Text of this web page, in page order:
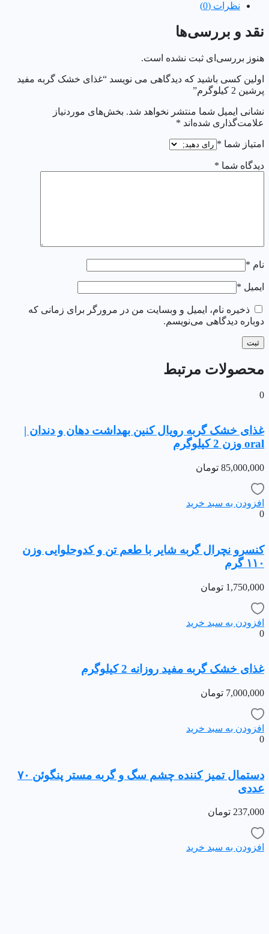
نظرات (0)
نقد و بررسی‌ها
هنوز بررسی‌ای ثبت نشده است.
اولین کسی باشید که دیدگاهی می نویسد “غذای خشک گربه مفید
پرشین 2 کیلوگرم”
نشانی ایمیل شما منتشر نخواهد شد. بخش‌های موردنیاز
علامت‌گذاری شده‌اند *
امتیاز شما *
دیدگاه شما *
نام *
ایمیل *
ذخیره نام، ایمیل و وبسایت من در مرورگر برای زمانی که
دوباره دیدگاهی می‌نویسم.
محصولات مرتبط
0
غذای خشک گربه رویال کنین بهداشت دهان و دندان |
oral وزن 2 کیلوگرم
85,000,000 تومان
افزودن به سبد خرید
0
کنسرو نچرال گربه شایر با طعم تن و کدوحلوایی وزن
۱۱۰ گرم
1,750,000 تومان
افزودن به سبد خرید
0
غذای خشک گربه مفید روزانه 2 کیلوگرم
7,000,000 تومان
افزودن به سبد خرید
0
دستمال تمیز کننده چشم سگ و گربه مستر پنگوئن ۷۰
عددی
237,000 تومان
افزودن به سبد خرید